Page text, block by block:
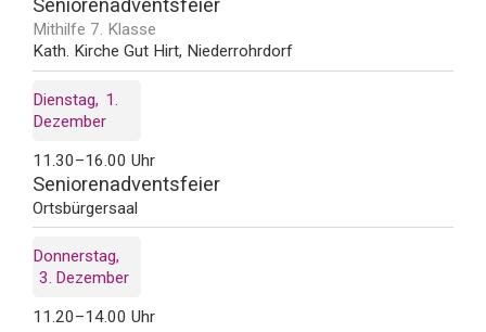
Seniorenadventsfeier
Mithilfe 7. Klasse
Kath. Kirche Gut Hirt, Niederrohrdorf
Dienstag
1
Dezember
11.30–16.00 Uhr
Seniorenadventsfeier
Ortsbürgersaal
Donnerstag
3 Dezember
11.20–14.00 Uhr